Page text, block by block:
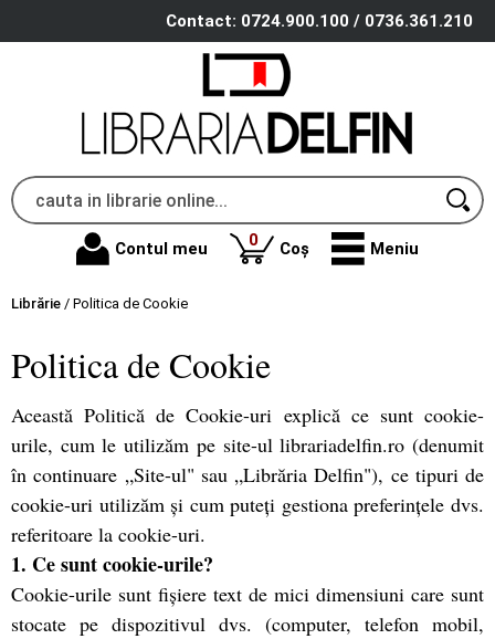
Contact: 0724.900.100 / 0736.361.210
Contul meu 0produse
Coș Meniu
Librărie / Politica de Cookie
Politica de Cookie
Această Politică de Cookie-uri explică ce sunt cookie-
urile, cum le utilizăm pe site-ul librariadelfin.ro (denumit
în continuare „Site-ul" sau „Librăria Delfin"), ce tipuri de
cookie-uri utilizăm și cum puteți gestiona preferințele dvs.
referitoare la cookie-uri.
1. Ce sunt cookie-urile?
Cookie-urile sunt fișiere text de mici dimensiuni care sunt
stocate pe dispozitivul dvs. (computer, telefon mobil,